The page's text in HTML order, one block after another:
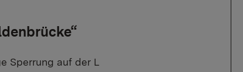
Sperrung auf der L